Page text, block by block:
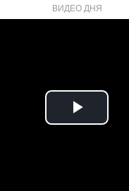
ВИДЕО ДНЯ
Play